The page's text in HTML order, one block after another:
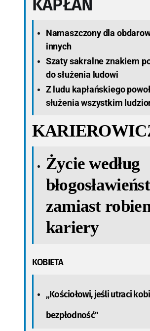
KAPŁAN
Namaszczony dla
innych
Szaty sakralne znakiem
do służenia ludowi
Z ludu kapłańskiego
służenia wszystkim
Życie według
zamiast
kariery
KOBIETA
„Kościołowi, jeśli utraci
bezpłodność"